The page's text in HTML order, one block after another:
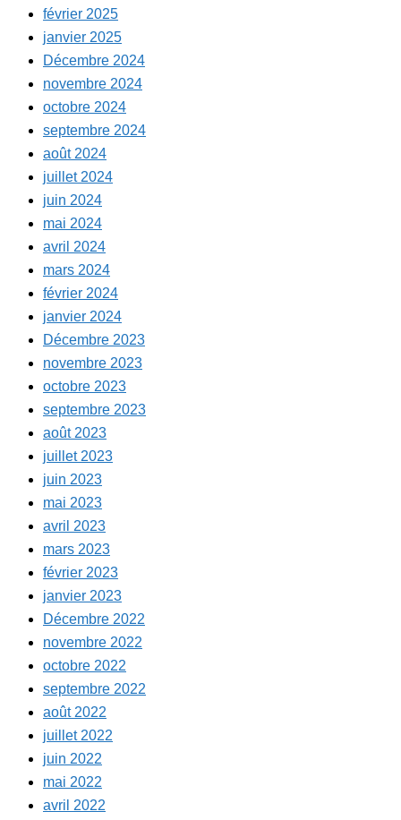
février 2025
janvier 2025
Décembre 2024
novembre 2024
octobre 2024
septembre 2024
août 2024
juillet 2024
juin 2024
mai 2024
avril 2024
mars 2024
février 2024
janvier 2024
Décembre 2023
novembre 2023
octobre 2023
septembre 2023
août 2023
juillet 2023
juin 2023
mai 2023
avril 2023
mars 2023
février 2023
janvier 2023
Décembre 2022
novembre 2022
octobre 2022
septembre 2022
août 2022
juillet 2022
juin 2022
mai 2022
avril 2022